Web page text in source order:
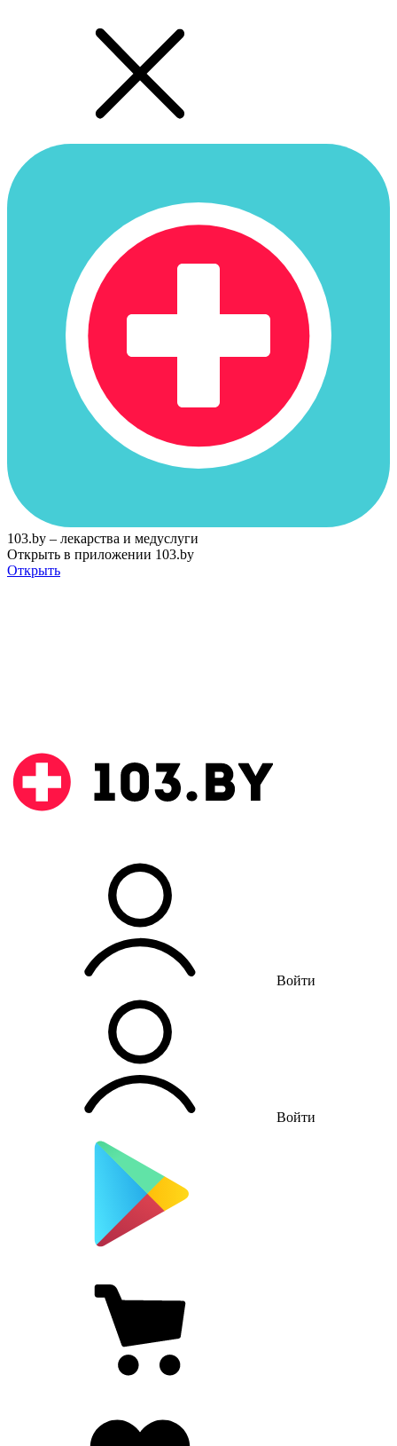
103.by – лекарства и медуслуги
Открыть в приложении 103.by
Открыть
Войти
Войти